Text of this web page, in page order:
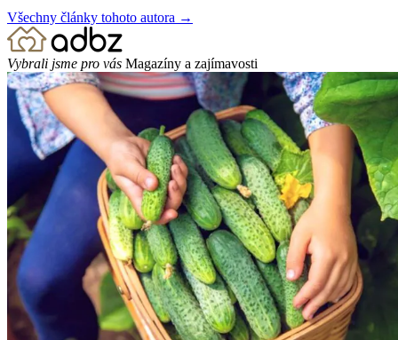
Všechny články tohoto autora →
Vybrali jsme pro vás Magazíny a zajímavosti